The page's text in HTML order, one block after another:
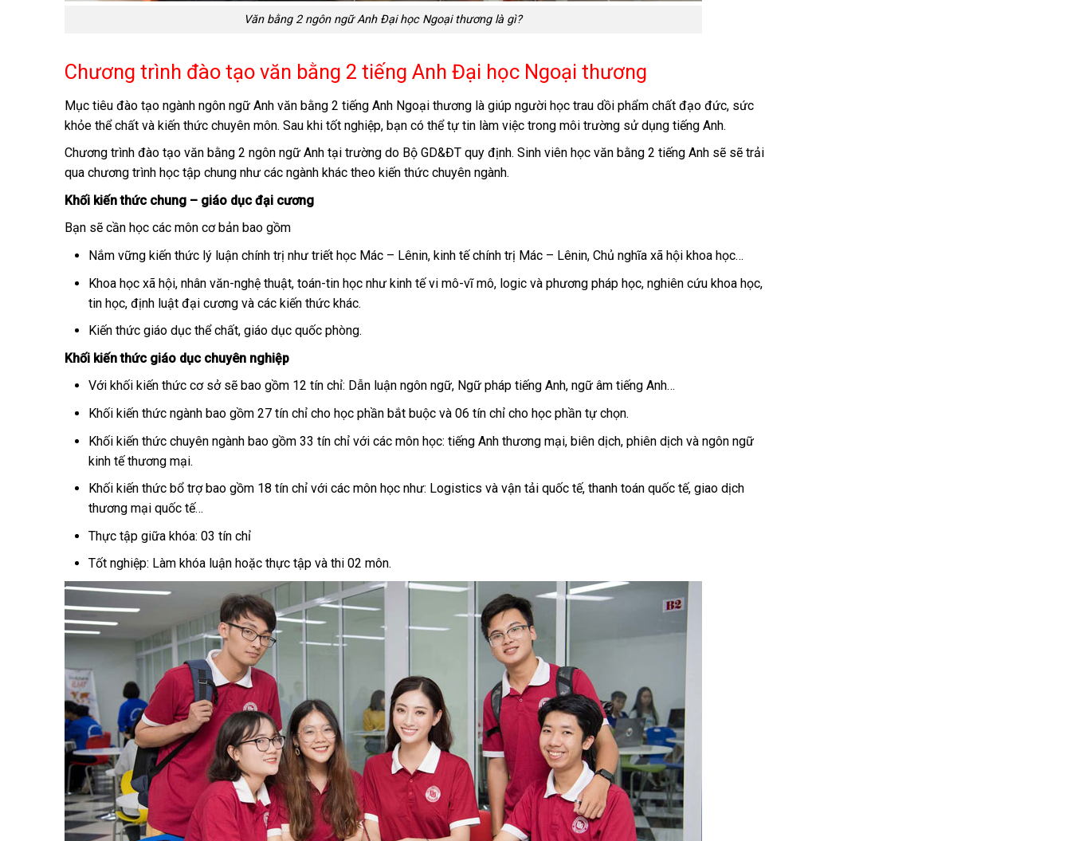
Văn bằng 2 ngôn ngữ Anh Đại học Ngoại thương là gì?
Chương trình đào tạo văn bằng 2 tiếng Anh Đại học Ngoại thương
Mục tiêu đào tạo ngành ngôn ngữ Anh văn bằng 2 tiếng Anh Ngoại thương là giúp người học trau dồi phẩm chất đạo đức, sức
khỏe thể chất và kiến ​​thức chuyên môn. Sau khi tốt nghiệp, bạn có thể tự tin làm việc trong môi trường sử dụng tiếng Anh.
Chương trình đào tạo văn bằng 2 ngôn ngữ Anh tại trường do Bộ GD&ĐT quy định. Sinh viên học văn bằng 2 tiếng Anh sẽ sẽ trải
qua chương trình học tập chung như các ngành khác theo kiến thức chuyên ngành.
Khối kiến thức chung – giáo dục đại cương
Bạn sẽ cần học các môn cơ bản bao gồm
Nắm vững kiến ​​thức lý luận chính trị như triết học Mác – Lênin, kinh tế chính trị Mác – Lênin, Chủ nghĩa xã hội khoa học…
Khoa học xã hội, nhân văn-nghệ thuật, toán-tin học như kinh tế vi mô-vĩ mô, logic và phương pháp học, nghiên cứu khoa học,
tin học, định luật đại cương và các kiến ​​thức khác.
Kiến thức giáo dục thể chất, giáo dục quốc phòng.
Khối kiến thức giáo dục chuyên nghiệp
Với khối kiến thức cơ sở sẽ bao gồm 12 tín chỉ: Dẫn luận ngôn ngữ, Ngữ pháp tiếng Anh, ngữ âm tiếng Anh…
Khối kiến thức ngành bao gồm 27 tín chỉ cho học phần bắt buộc và 06 tín chỉ cho học phần tự chọn.
Khối kiến thức chuyên ngành bao gồm 33 tín chỉ với các môn học: tiếng Anh thương mại, biên dịch, phiên dịch và ngôn ngữ
kinh tế thương mại.
Khối kiến thức bổ trợ bao gồm 18 tín chỉ với các môn học như: Logistics và vận tải quốc tế, thanh toán quốc tế, giao dịch
thương mại quốc tế…
Thực tập giữa khóa: 03 tín chỉ
Tốt nghiệp: Làm khóa luận hoặc thực tập và thi 02 môn.